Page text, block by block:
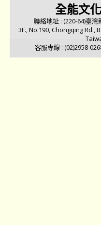
全能文
聯絡地址 : (220-64)臺
3F., No.190, Chongqing Rd.,
客服專線 : (02)2958-